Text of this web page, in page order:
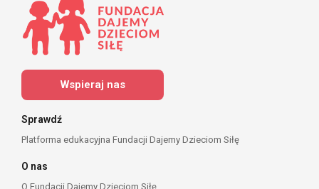
Wspieraj nas
Sprawdź
Platforma edukacyjna Fundacji Dajemy Dzieciom Siłę
O nas
O Fundacji Dajemy Dzieciom Siłę